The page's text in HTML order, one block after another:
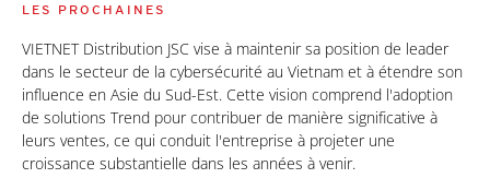
LES PROCHAINES
VIETNET Distribution JSC vise à maintenir sa position de leader
dans le secteur de la cybersécurité au Vietnam et à étendre son
influence en Asie du Sud-Est. Cette vision comprend l'adoption
de solutions Trend pour contribuer de manière significative à
leurs ventes, ce qui conduit l'entreprise à projeter une
croissance substantielle dans les années à venir.